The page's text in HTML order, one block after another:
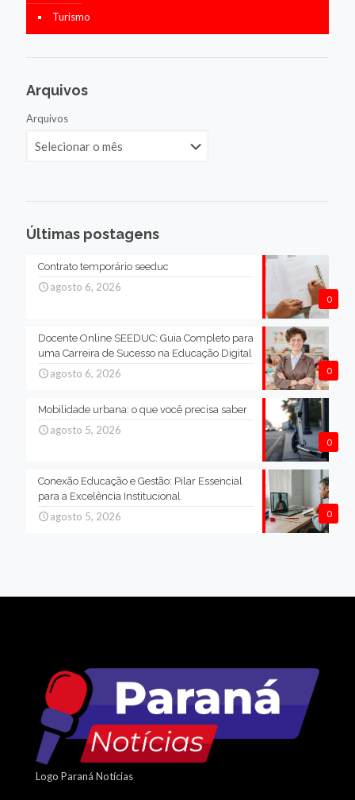
Turismo
Arquivos
Arquivos
Últimas postagens
0
Contrato temporário seeduc
agosto 6, 2026
0
Docente Online SEEDUC: Guia Completo para
uma Carreira de Sucesso na Educação Digital
agosto 6, 2026
0
Mobilidade urbana: o que você precisa saber
agosto 5, 2026
0
Conexão Educação e Gestão: Pilar Essencial
para a Excelência Institucional
agosto 5, 2026
Logo Paraná Notícias